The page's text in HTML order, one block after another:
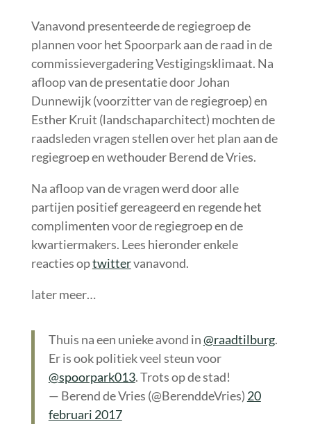
Vanavond presenteerde de regiegroep de
plannen voor het Spoorpark aan de raad in de
commissievergadering Vestigingsklimaat. Na
afloop van de presentatie door Johan
Dunnewijk (voorzitter van de regiegroep) en
Esther Kruit (landschaparchitect) mochten de
raadsleden vragen stellen over het plan aan de
regiegroep en wethouder Berend de Vries.
Na afloop van de vragen werd door alle
partijen positief gereageerd en regende het
complimenten voor de regiegroep en de
kwartiermakers. Lees hieronder enkele
reacties optwittervanavond.
later meer…
Thuis na een unieke avond in@raadtilburg.
Er is ook politiek veel steun voor
@spoorpark013. Trots op de stad!
— Berend de Vries (@BerenddeVries) 20
februari 2017